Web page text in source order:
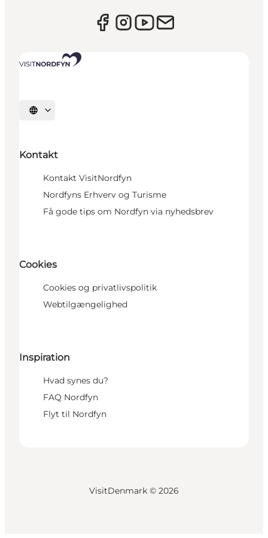
Vælg sprog
Kontakt
Kontakt VisitNordfyn
Nordfyns Erhverv og Turisme
Få gode tips om Nordfyn via nyhedsbrev
Cookies
Cookies og privatlivspolitik
Webtilgængelighed
Inspiration
Hvad synes du?
FAQ Nordfyn
Flyt til Nordfyn
VisitDenmark © 2026